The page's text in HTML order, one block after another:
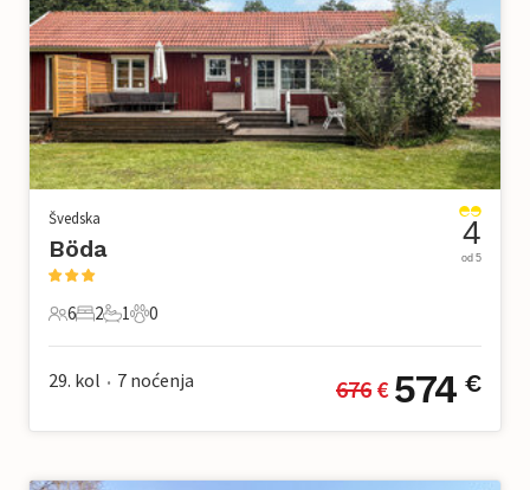
Švedska
Böda
6 Gosti
6
2 Spavaće sobe
2
1 Kupaonica
1
0 Kućni ljubimac
0
4
od 5
29. kol • 7 noćenja 676 € 574 €